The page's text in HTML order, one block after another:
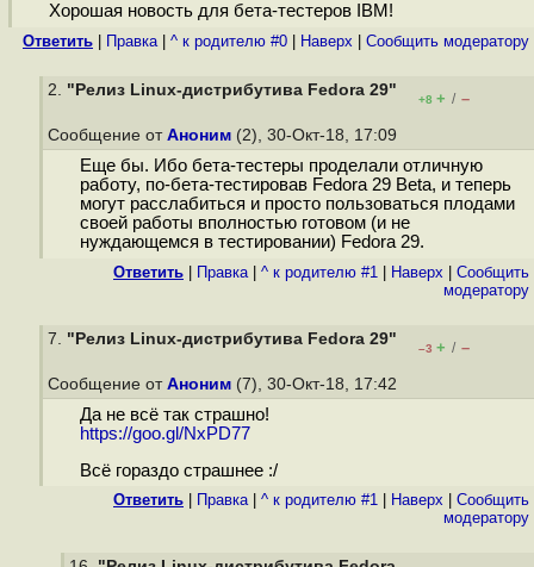
Хорошая новость для бета-тестеров IBM!
Ответить Правка| ^ к родителю #0 Наверх Cообщить модератору
2. "Релиз Linux-дистрибутива Fedora 29"
+8 + / –
Сообщение от Аноним (2), 30-Окт-18, 17:09
Еще бы. Ибо бета-тестеры проделали отличную
работу, по-бета-тестировав Fedora 29 Beta, и теперь
могут расслабиться и просто пользоваться плодами
своей работы вполностью готовом (и не
нуждающемся в тестировании) Fedora 29.
Ответить Правка| ^ к родителю #1 Наверх
Cообщить
модератору
7. "Релиз Linux-дистрибутива Fedora 29"
–3 + / –
Сообщение от Аноним (7), 30-Окт-18, 17:42
Да не всё так страшно!
https://goo.gl/NxPD77
Всё гораздо страшнее :/
Ответить Правка| ^ к родителю #1 Наверх
Cообщить
модератору